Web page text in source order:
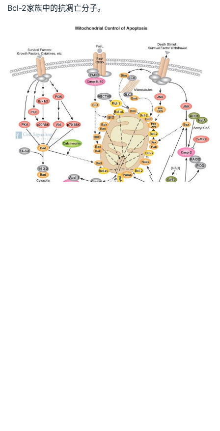
Bcl-2家族中的抗凋亡分子。